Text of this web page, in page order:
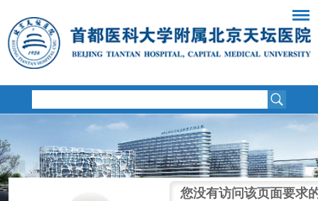
您没有访问该页面要求